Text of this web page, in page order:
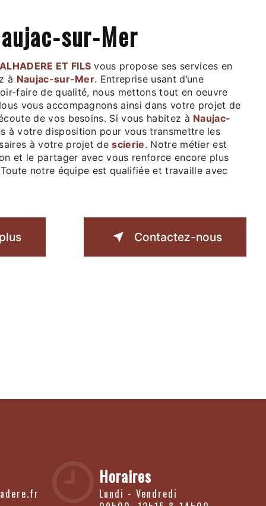
sur-Mer
ET FILS vous propose ses services en
à Naujac-sur-Mer. Entreprise usant d’une
faire de qualité, nous mettons tout en oeuvre
vous accompagnons ainsi dans votre projet de
de vos besoins. Si vous habitez à Naujac-
à votre disposition pour vous transmettre les
à votre projet descierie. Notre métier est
et le partager avec vous renforce encore plus
notre équipe est qualifiée et travaille avec
Contactez-nous
Horaires
Lundi - Vendredi